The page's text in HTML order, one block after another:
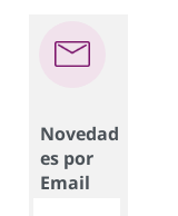
Novedad
es por
Email